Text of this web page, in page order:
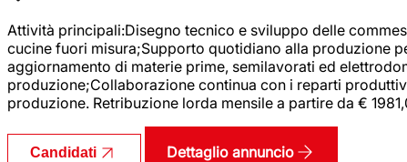
Attività principali:Disegno tecnico e sviluppo delle
cucine fuori misura;Supporto quotidiano alla produzione
aggiornamento di materie prime, semilavorati ed
produzione;Collaborazione continua con i reparti
produzione. Retribuzione lorda mensile a partire da €
Candidati Dettaglio annuncio